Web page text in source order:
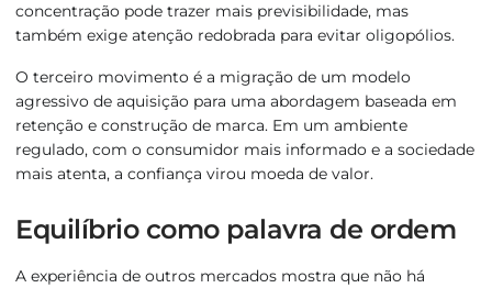
concentração pode trazer mais previsibilidade, mas
também exige atenção redobrada para evitar oligopólios.
O terceiro movimento é a migração de um modelo
agressivo de aquisição para uma abordagem baseada em
retenção e construção de marca. Em um ambiente
regulado, com o consumidor mais informado e a sociedade
mais atenta, a confiança virou moeda de valor.
Equilíbrio como palavra de ordem
A experiência de outros mercados mostra que não há